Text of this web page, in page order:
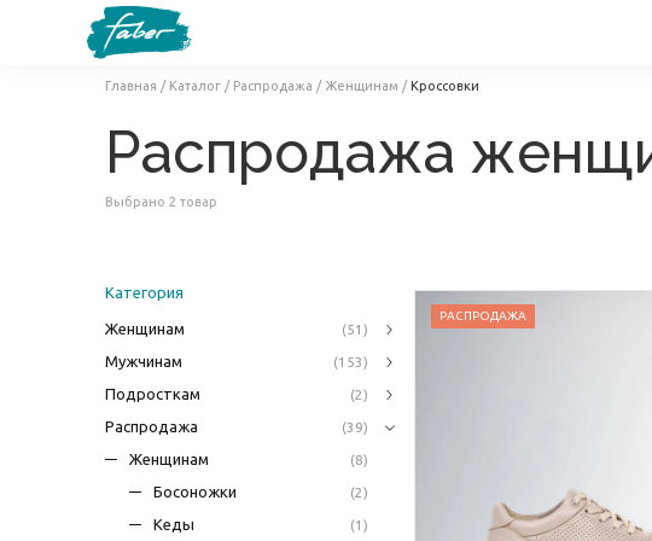
Главная / Каталог / Распродажа / Женщинам /Кроссовки
Распродажа
Выбрано 2 товар
Категория
Женщинам (51)
Мужчинам (153)
Подросткам (2)
Распродажа (39)
Женщинам (8)
Босоножки (2)
Кеды (1)
РАСПРОДАЖА